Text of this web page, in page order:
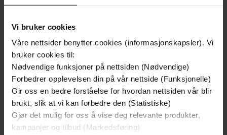
Vi bruker cookies
Våre nettsider benytter cookies (informasjonskapsler). Vi
bruker cookies til:
Nødvendige funksjoner på nettsiden (Nødvendige)
Forbedrer opplevelsen din på vår nettside (Funksjonelle)
Gir oss en bedre forståelse for hvordan nettsiden vår blir
brukt, slik at vi kan forbedre den (Statistiske)
Gjør det mulig for oss å vise deg relevante produkter,
kampanjer og tilbud (Markedsføring)
249,-
Jernviljen
Jacob Lindfors
449,-
Silkeveien